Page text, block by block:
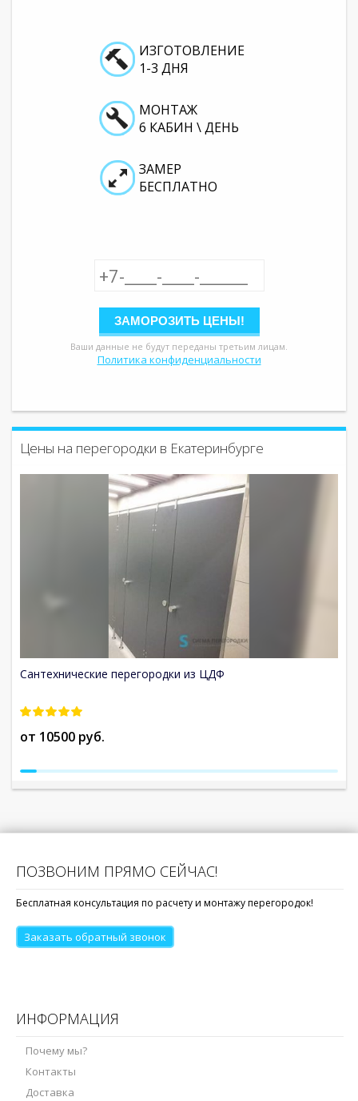
ИЗГОТОВЛЕНИЕ
1-3 ДНЯ
МОНТАЖ
6 КАБИН \ ДЕНЬ
ЗАМЕР
БЕСПЛАТНО
Ваши данные не будут переданы третьим лицам.
Политика конфиденциальности
Цены на перегородки в Екатеринбурге
Сантехнические перегородки из ЦДФ
от 10500 руб.
ПОЗВОНИМ ПРЯМО СЕЙЧАС!
Бесплатная консультация по расчету и монтажу перегородок!
Заказать обратный звонок
ИНФОРМАЦИЯ
Почему мы?
Контакты
Доставка